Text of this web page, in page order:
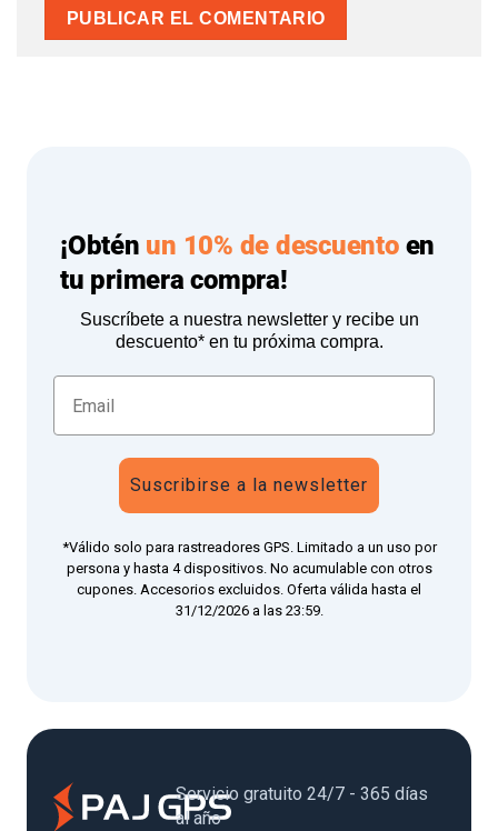
¡Obtén un 10% de descuentoen
tu primera compra!
Suscríbete a nuestra newsletter y recibe un
descuento* en tu próxima compra.
Suscribirse a la newsletter
*Válido solo para rastreadores GPS. Limitado a un uso por
persona y hasta 4 dispositivos. No acumulable con otros
cupones. Accesorios excluidos. Oferta válida hasta el
31/12/2026 a las 23:59.
Servicio gratuito 24/7 - 365 días
al año